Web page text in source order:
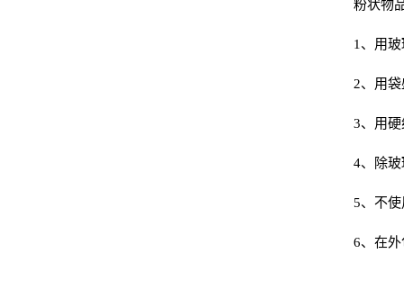
粉状
1、用
2、用
3、用
4、除
5、不
6、在